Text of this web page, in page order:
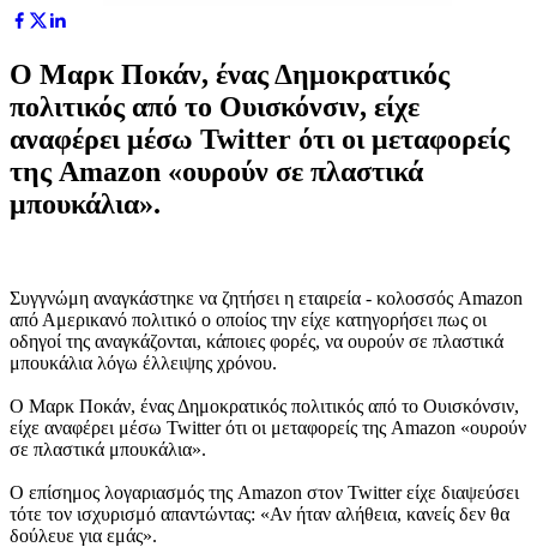
Ο Μαρκ Πoκάν, ένας Δημοκρατικός
πολιτικός από το Ουισκόνσιν, είχε
αναφέρει μέσω Twitter ότι οι μεταφορείς
της Amazon «ουρούν σε πλαστικά
μπουκάλια».
Συγγνώμη αναγκάστηκε να ζητήσει η εταιρεία - κολοσσός Amazon
από Αμερικανό πολιτικό ο οποίος την είχε κατηγορήσει πως οι
οδηγοί της αναγκάζονται, κάποιες φορές, να ουρούν σε πλαστικά
μπουκάλια λόγω έλλειψης χρόνου.
Ο Μαρκ Πoκάν, ένας Δημοκρατικός πολιτικός από το Ουισκόνσιν,
είχε αναφέρει μέσω Twitter ότι οι μεταφορείς της Amazon «ουρούν
σε πλαστικά μπουκάλια».
Ο επίσημος λογαριασμός της Amazon στον Twitter είχε διαψεύσει
τότε τον ισχυρισμό απαντώντας: «Αν ήταν αλήθεια, κανείς δεν θα
δούλευε για εμάς».